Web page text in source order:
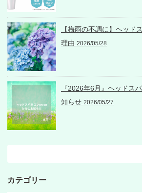
【梅雨の不調に】ヘッド
理由 2026/05/28
『2026年6月』ヘッドス
知らせ 2026/05/27
カテゴリー